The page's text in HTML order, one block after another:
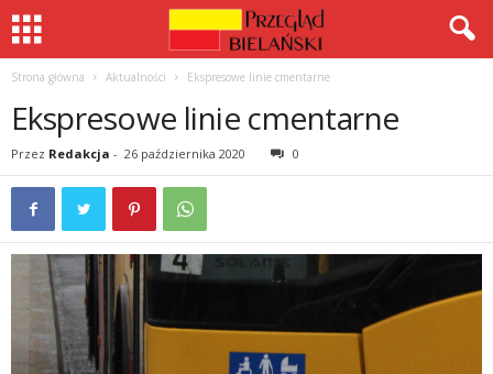
Strona główna Aktualności Ekspresowe linie cmentarne
Ekspresowe linie cmentarne
Przez Redakcja - 26 października 2020 0